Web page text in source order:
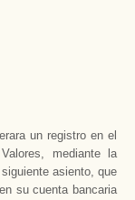
un registro en el
mediante la
asiento, que
su cuenta bancaria